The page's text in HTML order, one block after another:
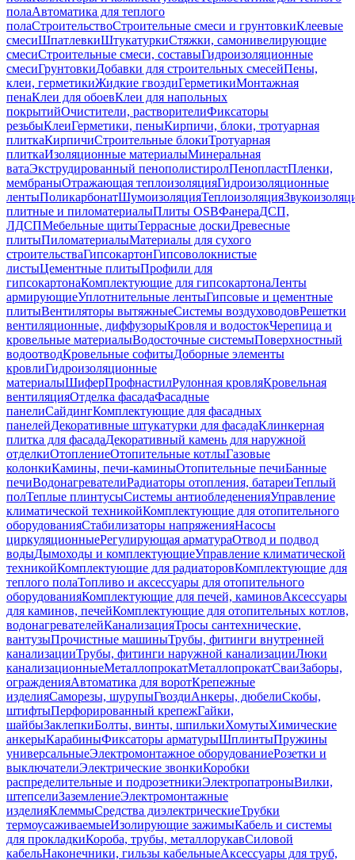
полаАвтоматика для теплого
полаСтроительствоСтроительные смеси и грунтовкиКлеевые
смесиШпатлевкиШтукатуркиСтяжки, самонивелирующие
смесиСтроительные смеси, составыГидроизоляционные
смесиГрунтовкиДобавки для строительных смесейПены,
клеи, герметикиЖидкие гвоздиГерметикиМонтажная
пенаКлеи для обоевКлеи для напольных
покрытийОчистители, растворителиФиксаторы
резьбыКлеиГерметики, пеныКирпичи, блоки, тротуарная
плиткаКирпичиСтроительные блокиТротуарная
плиткаИзоляционные материалыМинеральная
ватаЭкструдированный пенополистиролПенопластПленки,
мембраныОтражающая теплоизоляцияГидроизоляционные
лентыПоликарбонатШумоизоляцияТеплоизоляция
плитные и пиломатериалыПлиты OSBФанераДСП,
ЛДСПМебельные щитыТеррасные доскиДревесные
плитыПиломатериалыМатериалы для сухого
строительстваГипсокартонГипсоволокнистые
листыЦементные плитыПрофили для
гипсокартонаКомплектующие для гипсокартонаЛенты
армирующиеУплотнительные лентыГипсовые и цементные
плитыВентиляторы вытяжныеСистемы воздуховодовРешетки
вентиляционные, диффузорыКровля и водостокЧерепица и
кровельные материалыВодосточные системыПоверхностный
водоотводКровельные софитыДоборные элементы
кровлиГидроизоляционные
материалыШиферПрофнастилРулонная кровляКровельная
вентиляцияОтделка фасадаФасадные
панелиСайдингКомплектующие для фасадных
панелейДекоративные штукатурки для фасадаКлинкерная
плитка для фасадаДекоративный камень для наружной
отделкиОтоплениеОтопительные котлыГазовые
колонкиКамины, печи-каминыОтопительные печиБанные
печиВодонагревателиРадиаторы отопления, батареиТеплый
полТеплые плинтусыСистемы антиобледененияУправление
климатической техникойКомплектующие для отопительного
оборудованияСтабилизаторы напряженияНасосы
циркуляционныеРегулирующая арматураОтвод и подвод
водыДымоходы и комплектующиеУправление климатической
техникойКомплектующие для радиаторовКомплектующие для
теплого полаТопливо и аксессуары для отопительного
оборудованияКомплектующие для печей, каминовАксессуары
для каминов, печейКомплектующие для отопительных котлов,
водонагревателейКанализацияТросы сантехнические,
вантузыПрочистные машиныТрубы, фитинги внутренней
канализацииТрубы, фитинги наружной канализацииЛюки
канализационныеМеталлопрокатМеталлопрокатСваиЗаборы,
огражденияАвтоматика для воротКрепежные
изделияСаморезы, шурупыГвоздиАнкеры, дюбелиСкобы,
штифтыПерфорированный крепежГайки,
шайбыЗаклепкиБолты, винты, шпилькиХомутыХимические
анкерыКарабиныФиксаторы арматурыШплинтыПружины
универсальныеЭлектромонтажное оборудованиеРозетки и
выключателиЭлектрические звонкиКоробки
распределительные и подрозетникиЭлектропатроныВилки,
штепселиЗаземлениеЭлектромонтажные
изделияКлеммыСредства диэлектрическиеТрубки
термоусаживаемыеИзолирующие зажимыКабель и системы
для прокладкиКороба, трубы, металлорукавСиловой
кабельНаконечники, гильзы кабельныеАксессуары для труб,